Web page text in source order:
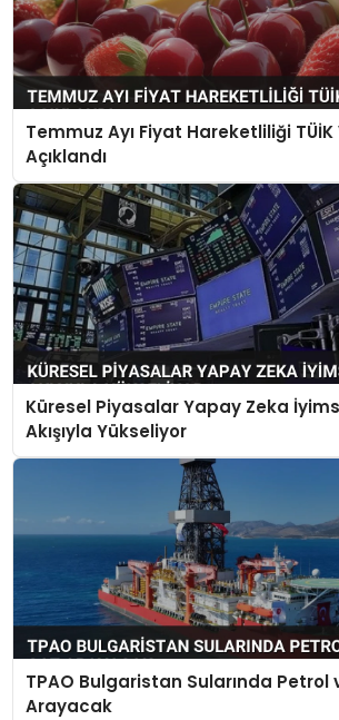
Temmuz Ayı Fiyat Hareketliliği
Açıklandı
Küresel Piyasalar Yapay Zeka
Akışıyla Yükseliyor
TPAO Bulgaristan Sularında Petrol
Arayacak